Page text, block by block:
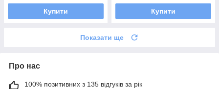
Купити Купити
Показати ще
Про нас
100% позитивних з 135 відгуків за рік